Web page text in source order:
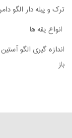
ترک و پیله دار الگو
انواع یقه ها
اندازه گیری الگو
باز